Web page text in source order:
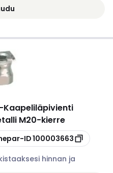
-Kaapeliläpivienti
M20-kierre
ID100003663
hinnan ja